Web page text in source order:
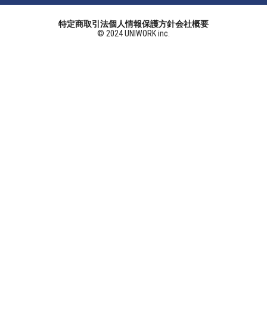
© 2024 UNIWORK inc.
特定商取引法個人情報保護方針会社概要